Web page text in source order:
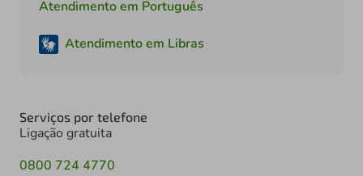
Atendimento em Português
Atendimento em Libras
Serviços por telefone
Ligação gratuita
0800 724 4770